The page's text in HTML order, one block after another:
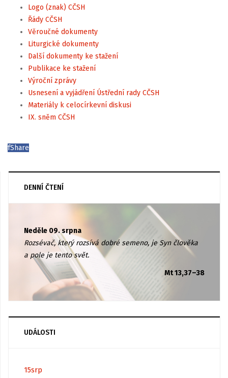
Logo (znak) CČSH
Řády CČSH
Věroučné dokumenty
Liturgické dokumenty
Další dokumenty ke stažení
Publikace ke stažení
Výroční zprávy
Usnesení a vyjádření Ústřední rady CČSH
Materiály k celocírkevní diskusi
IX. sněm CČSH
fShare
DENNÍ ČTENÍ
Neděle 09. srpna
Rozsévač, který rozsívá dobré semeno, je Syn člověka
a pole je tento svět.
Mt 13,37–38
UDÁLOSTI
15srp